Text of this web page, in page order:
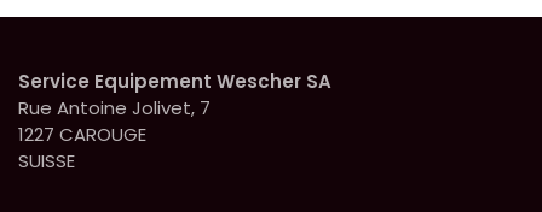
Service Equipement Wescher SA
Rue Antoine Jolivet, 7
1227 CAROUGE
SUISSE